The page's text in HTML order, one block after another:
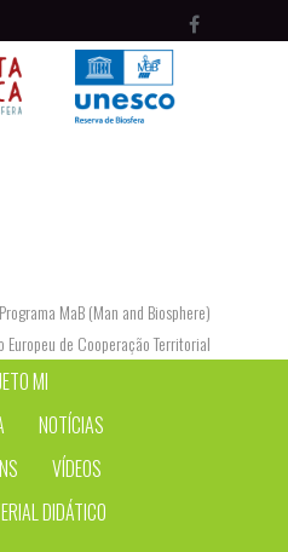
MaB (Man and Biosphere)
Europeu de Cooperação Territorial
MI
NOTÍCIAS
VÍDEOS
DIDÁTICO